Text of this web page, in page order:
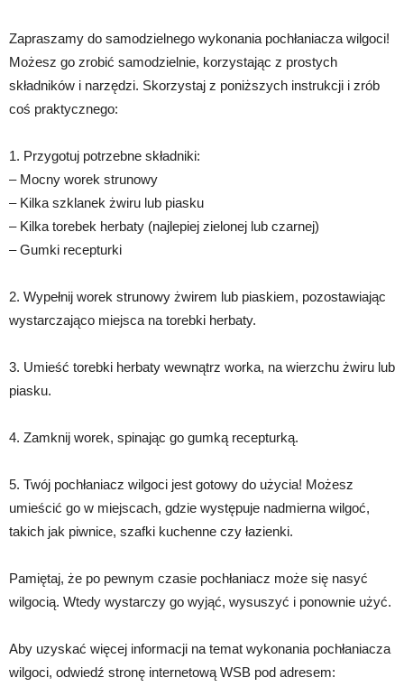
Zapraszamy do samodzielnego wykonania pochłaniacza wilgoci!
Możesz go zrobić samodzielnie, korzystając z prostych
składników i narzędzi. Skorzystaj z poniższych instrukcji i zrób
coś praktycznego:
1. Przygotuj potrzebne składniki:
– Mocny worek strunowy
– Kilka szklanek żwiru lub piasku
– Kilka torebek herbaty (najlepiej zielonej lub czarnej)
– Gumki recepturki
2. Wypełnij worek strunowy żwirem lub piaskiem, pozostawiając
wystarczająco miejsca na torebki herbaty.
3. Umieść torebki herbaty wewnątrz worka, na wierzchu żwiru lub
piasku.
4. Zamknij worek, spinając go gumką recepturką.
5. Twój pochłaniacz wilgoci jest gotowy do użycia! Możesz
umieścić go w miejscach, gdzie występuje nadmierna wilgoć,
takich jak piwnice, szafki kuchenne czy łazienki.
Pamiętaj, że po pewnym czasie pochłaniacz może się nasyć
wilgocią. Wtedy wystarczy go wyjąć, wysuszyć i ponownie użyć.
Aby uzyskać więcej informacji na temat wykonania pochłaniacza
wilgoci, odwiedź stronę internetową WSB pod adresem: